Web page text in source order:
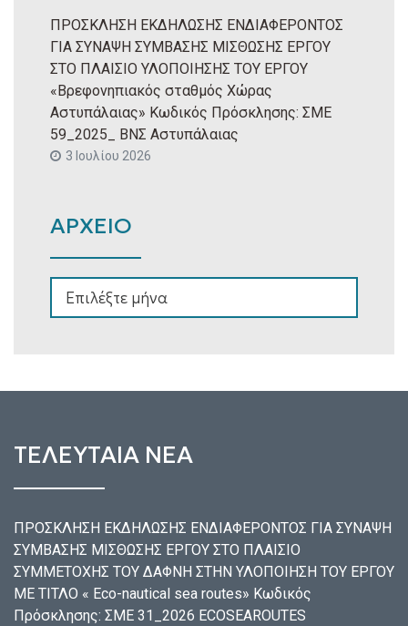
ΠΡΟΣΚΛΗΣΗ ΕΚΔΗΛΩΣΗΣ ΕΝΔΙΑΦΕΡΟΝΤΟΣ
ΓΙΑ ΣΥΝΑΨΗ ΣΥΜΒΑΣΗΣ ΜΙΣΘΩΣΗΣ ΕΡΓΟΥ
ΣΤΟ ΠΛΑΙΣΙΟ ΥΛΟΠΟΙΗΣΗΣ ΤΟΥ ΕΡΓΟΥ
«Βρεφονηπιακός σταθμός Χώρας
Αστυπάλαιας» Κωδικός Πρόσκλησης: ΣΜΕ
59_2025_ ΒΝΣ Αστυπάλαιας
3 Ιουλίου 2026
ΑΡΧΕΙΟ
ΤΕΛΕΥΤΑΙΑ ΝΕΑ
ΠΡΟΣΚΛΗΣΗ ΕΚΔΗΛΩΣΗΣ ΕΝΔΙΑΦΕΡΟΝΤΟΣ ΓΙΑ ΣΥΝΑΨΗ
ΣΥΜΒΑΣΗΣ ΜΙΣΘΩΣΗΣ ΕΡΓΟΥ ΣΤΟ ΠΛΑΙΣΙΟ
ΣΥΜΜΕΤΟΧΗΣ ΤΟΥ ΔΑΦΝΗ ΣΤΗΝ ΥΛΟΠΟΙΗΣΗ ΤΟΥ ΕΡΓΟΥ
ΜΕ ΤΙΤΛΟ « Eco-nautical sea routes» Κωδικός
Πρόσκλησης: ΣΜΕ 31_2026 ECOSEAROUTES